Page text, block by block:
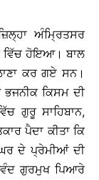
ਅੰਮਿ੍ਰਤਸਰ
ਵਿੱਚ ਹੋਇਆ। ਬਾਲ
ਕਰ ਗਏ ਸਨ।
ਕਿਸਮ ਦੀ
ਗੁਰੂ ਸਾਹਿਬਾਨ,
ਪੈਦਾ ਕੀਤਾ ਕਿ
ਦੇ ਪ੍ਰੇਮੀਆਂ ਦੀ
ਗੁਰਮੁਖ ਪਿਆਰੇ